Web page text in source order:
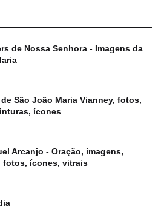
de Nossa Senhora - Imagens da
São João Maria Vianney, fotos,
ícones
Arcanjo - Oração, imagens,
fotos, ícones, vitrais